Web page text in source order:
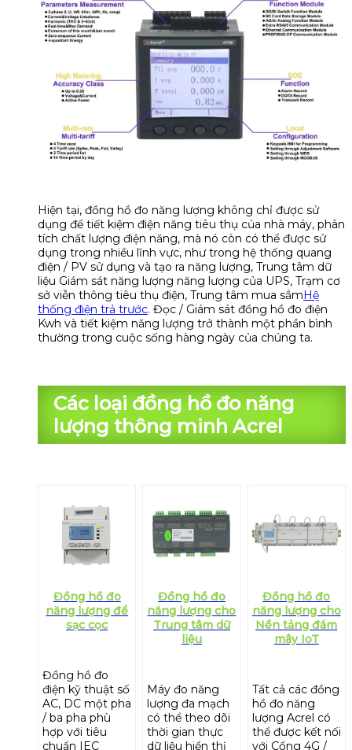
Hiện tại, đồng hồ đo năng lượng không chỉ được sử
dụng để tiết kiệm điện năng tiêu thụ của nhà máy, phân
tích chất lượng điện năng, mà nó còn có thể được sử
dụng trong nhiều lĩnh vực, như trong hệ thống quang
điện / PV sử dụng và tạo ra năng lượng, Trung tâm dữ
liệu Giám sát năng lượng năng lượng của UPS, Trạm cơ
sở viễn thông tiêu thụ điện, Trung tâm mua sắmHệ
thống điện trả trước. Đọc / Giám sát đồng hồ đo điện
Kwh và tiết kiệm năng lượng trở thành một phần bình
thường trong cuộc sống hàng ngày của chúng ta.
Các loại đồng hồ đo năng
lượng thông minh Acrel
Đồng hồ đo
năng lượng để
sạc cọc
Đồng hồ đo
điện kỹ thuật số
AC, DC một pha
/ ba pha phù
hợp với tiêu
chuẩn IEC
Đồng hồ đo
năng lượng cho
Trung tâm dữ
liệu
Máy đo năng
lượng đa mạch
có thể theo dõi
thời gian thực
dữ liệu hiển thị
Đồng hồ đo
năng lượng cho
Nền tảng đám
mây IoT
Tất cả các đồng
hồ đo năng
lượng Acrel có
thể được kết nối
với Cổng 4G /